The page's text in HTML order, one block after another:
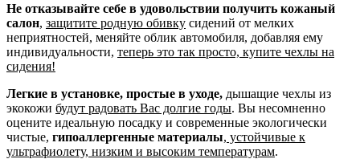
Не отказывайте себе в удовольствии получить кожаный
салон, защитите родную обивку сидений от мелких
неприятностей, меняйте облик автомобиля, добавляя ему
индивидуальности, теперь это так просто, купите чехлы на
сидения!
Легкие в установке, простые в уходе, дышащие чехлы из
экокожи будут радовать Вас долгие годы. Вы несомненно
оцените идеальную посадку и современные экологически
чистые, гипоаллергенные материалы, устойчивые к
ультрафиолету, низким и высоким температурам.